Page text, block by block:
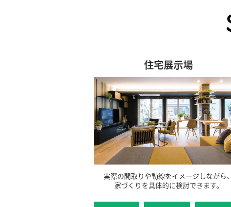
「住まい選び」ガイド 家づくり相談窓口
住宅展示場
実際の間取りや動線をイメージしながら、
家づくりを具体的に検討できます。